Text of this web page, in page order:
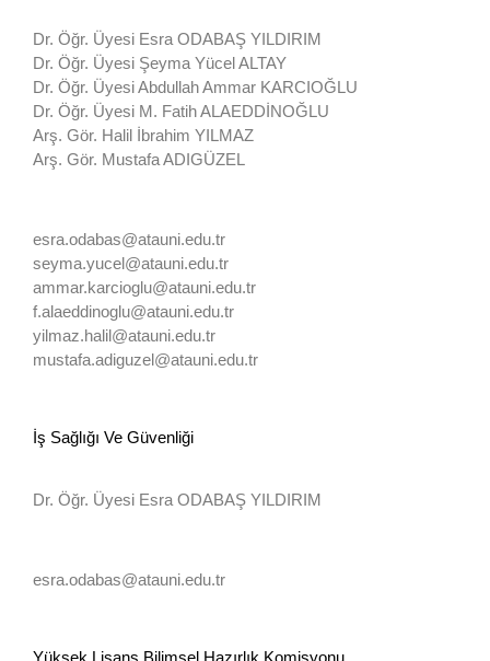
Dr. Öğr. Üyesi Esra ODABAŞ YILDIRIM
Dr. Öğr. Üyesi Şeyma Yücel ALTAY
Dr. Öğr. Üyesi Abdullah Ammar KARCIOĞLU
Dr. Öğr. Üyesi M. Fatih ALAEDDİNOĞLU
Arş. Gör. Halil İbrahim YILMAZ
Arş. Gör. Mustafa ADIGÜZEL
esra.odabas@atauni.edu.tr
seyma.yucel@atauni.edu.tr
ammar.karcioglu@atauni.edu.tr
f.alaeddinoglu@atauni.edu.tr
yilmaz.halil@atauni.edu.tr
mustafa.adiguzel@atauni.edu.tr
İş Sağlığı Ve Güvenliği
Dr. Öğr. Üyesi Esra ODABAŞ YILDIRIM
esra.odabas@atauni.edu.tr
Yüksek Lisans Bilimsel Hazırlık Komisyonu